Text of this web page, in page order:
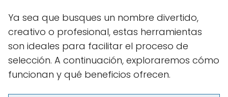
Ya sea que busques un nombre divertido,
creativo o profesional, estas herramientas
son ideales para facilitar el proceso de
selección. A continuación, exploraremos cómo
funcionan y qué beneficios ofrecen.